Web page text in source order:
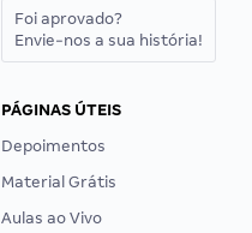
Foi aprovado?
Envie-nos a sua história!
PÁGINAS ÚTEIS
Depoimentos
Material Grátis
Aulas ao Vivo